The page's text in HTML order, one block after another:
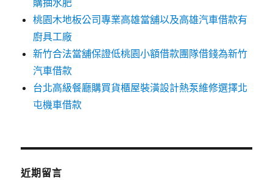
購抽水肥
桃園木地板公司專業高雄當舖以及高雄汽車借款有
廚具工廠
新竹合法當舖保證低桃園小額借款團隊借錢為新竹
汽車借款
台北高級餐廳購買貨櫃屋裝潢設計熱泵維修選擇北
屯機車借款
近期留言